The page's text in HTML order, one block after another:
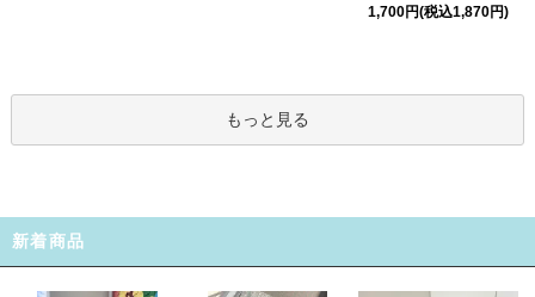
1,700円(税込1,870円)
もっと見る
新着商品